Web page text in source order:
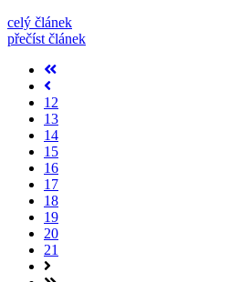
celý článek
přečíst článek
12
13
14
15
16
17
18
19
20
21